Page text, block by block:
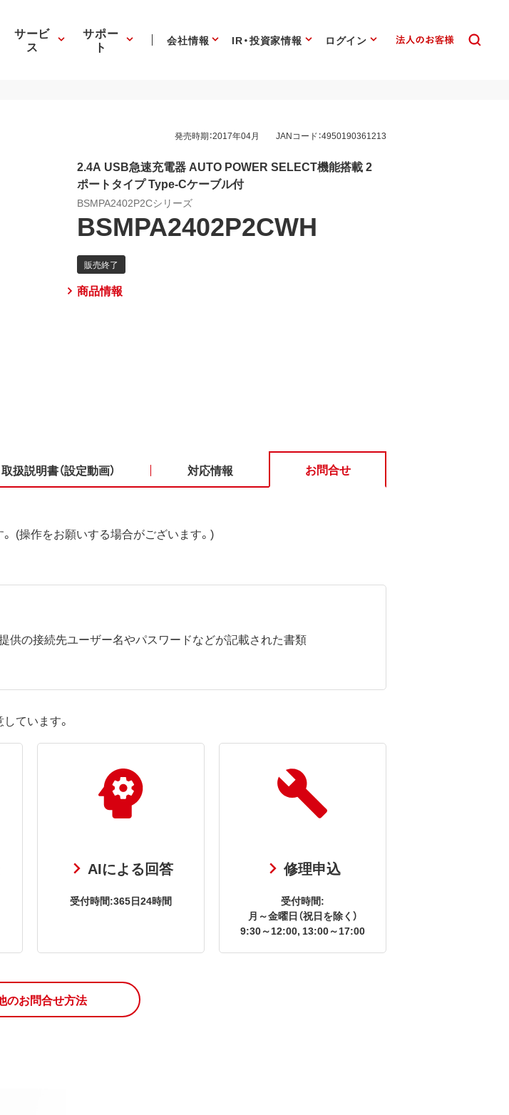
サービ
ス
サポー
ト 会社情報 IR・投資家情報 ログイン
発売時期：2017年04月 JANコード：4950190361213
2.4A USB急速充電器 AUTO POWER SELECT機能搭載 2
ポートタイプ Type-Cケーブル付
BSMPA2402P2Cシリーズ
BSMPA2402P2CWH
商品情報
取扱説明書（設定動画） 対応情報 お問合せ
(操作をお願いする場合がございます。)
供の接続先ユーザー名やパスワードなどが記載された書類
ています。
AIによる回答
受付時間:365日24時間
修理申込
受付時間:
月～金曜日（祝日を除く）
9:30～12:00, 13:00～17:00
のお問合せ方法